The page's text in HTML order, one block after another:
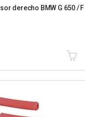
derecho BMW G 650 / F